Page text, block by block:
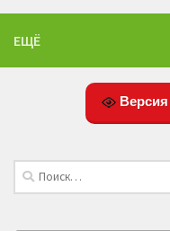
ЕЩЁ
Найти: